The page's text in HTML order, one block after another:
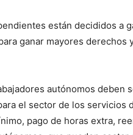
están decididos a
ganar mayores derechos
autónomos deben
el sector de los servicios
pago de horas extra,